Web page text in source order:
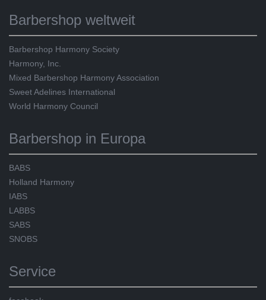
Barbershop weltweit
Barbershop Harmony Society
Harmony, Inc.
Mixed Barbershop Harmony Association
Sweet Adelines International
World Harmony Council
Barbershop in Europa
BABS
Holland Harmony
IABS
LABBS
SABS
SNOBS
Service